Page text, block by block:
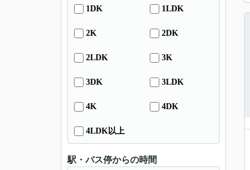
1DK 1LDK
2K 2DK
2LDK 3K
3DK 3LDK
4K 4DK
4LDK以上
駅・バス停からの時間